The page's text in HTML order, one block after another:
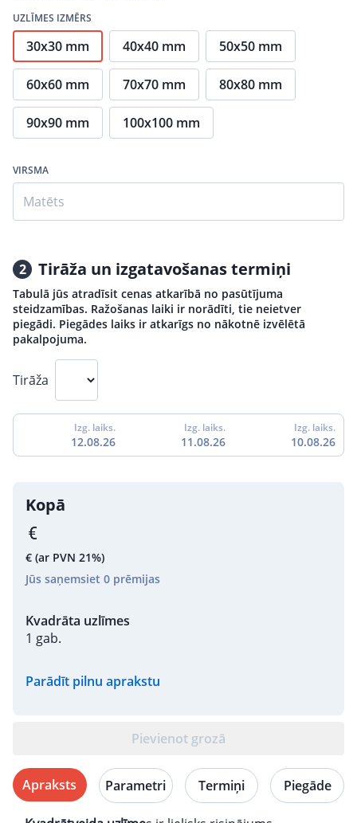
UZLĪMES IZMĒRS
30x30 mm 40x40 mm 50x50 mm
60x60 mm 70x70 mm 80x80 mm
90x90 mm 100x100 mm
VIRSMA
Matēts
2 Tirāža un izgatavošanas termiņi
Tabulā jūs atradīsit cenas atkarībā no pasūtījuma
steidzamības. Ražošanas laiki ir norādīti, tie neietver
piegādi. Piegādes laiks ir atkarīgs no nākotnē izvēlētā
pakalpojuma.
Tirāža
Izg. laiks.
12.08.26
Izg. laiks.
11.08.26
Izg. laiks.
10.08.26
Kopā
€ (ar PVN 21%)
Jūs saņemsiet 0 prēmijas
Kvadrāta uzlīmes
1 gab.
Parādīt pilnu aprakstu
Pievienot grozā
Apraksts Parametri Termiņi Piegāde